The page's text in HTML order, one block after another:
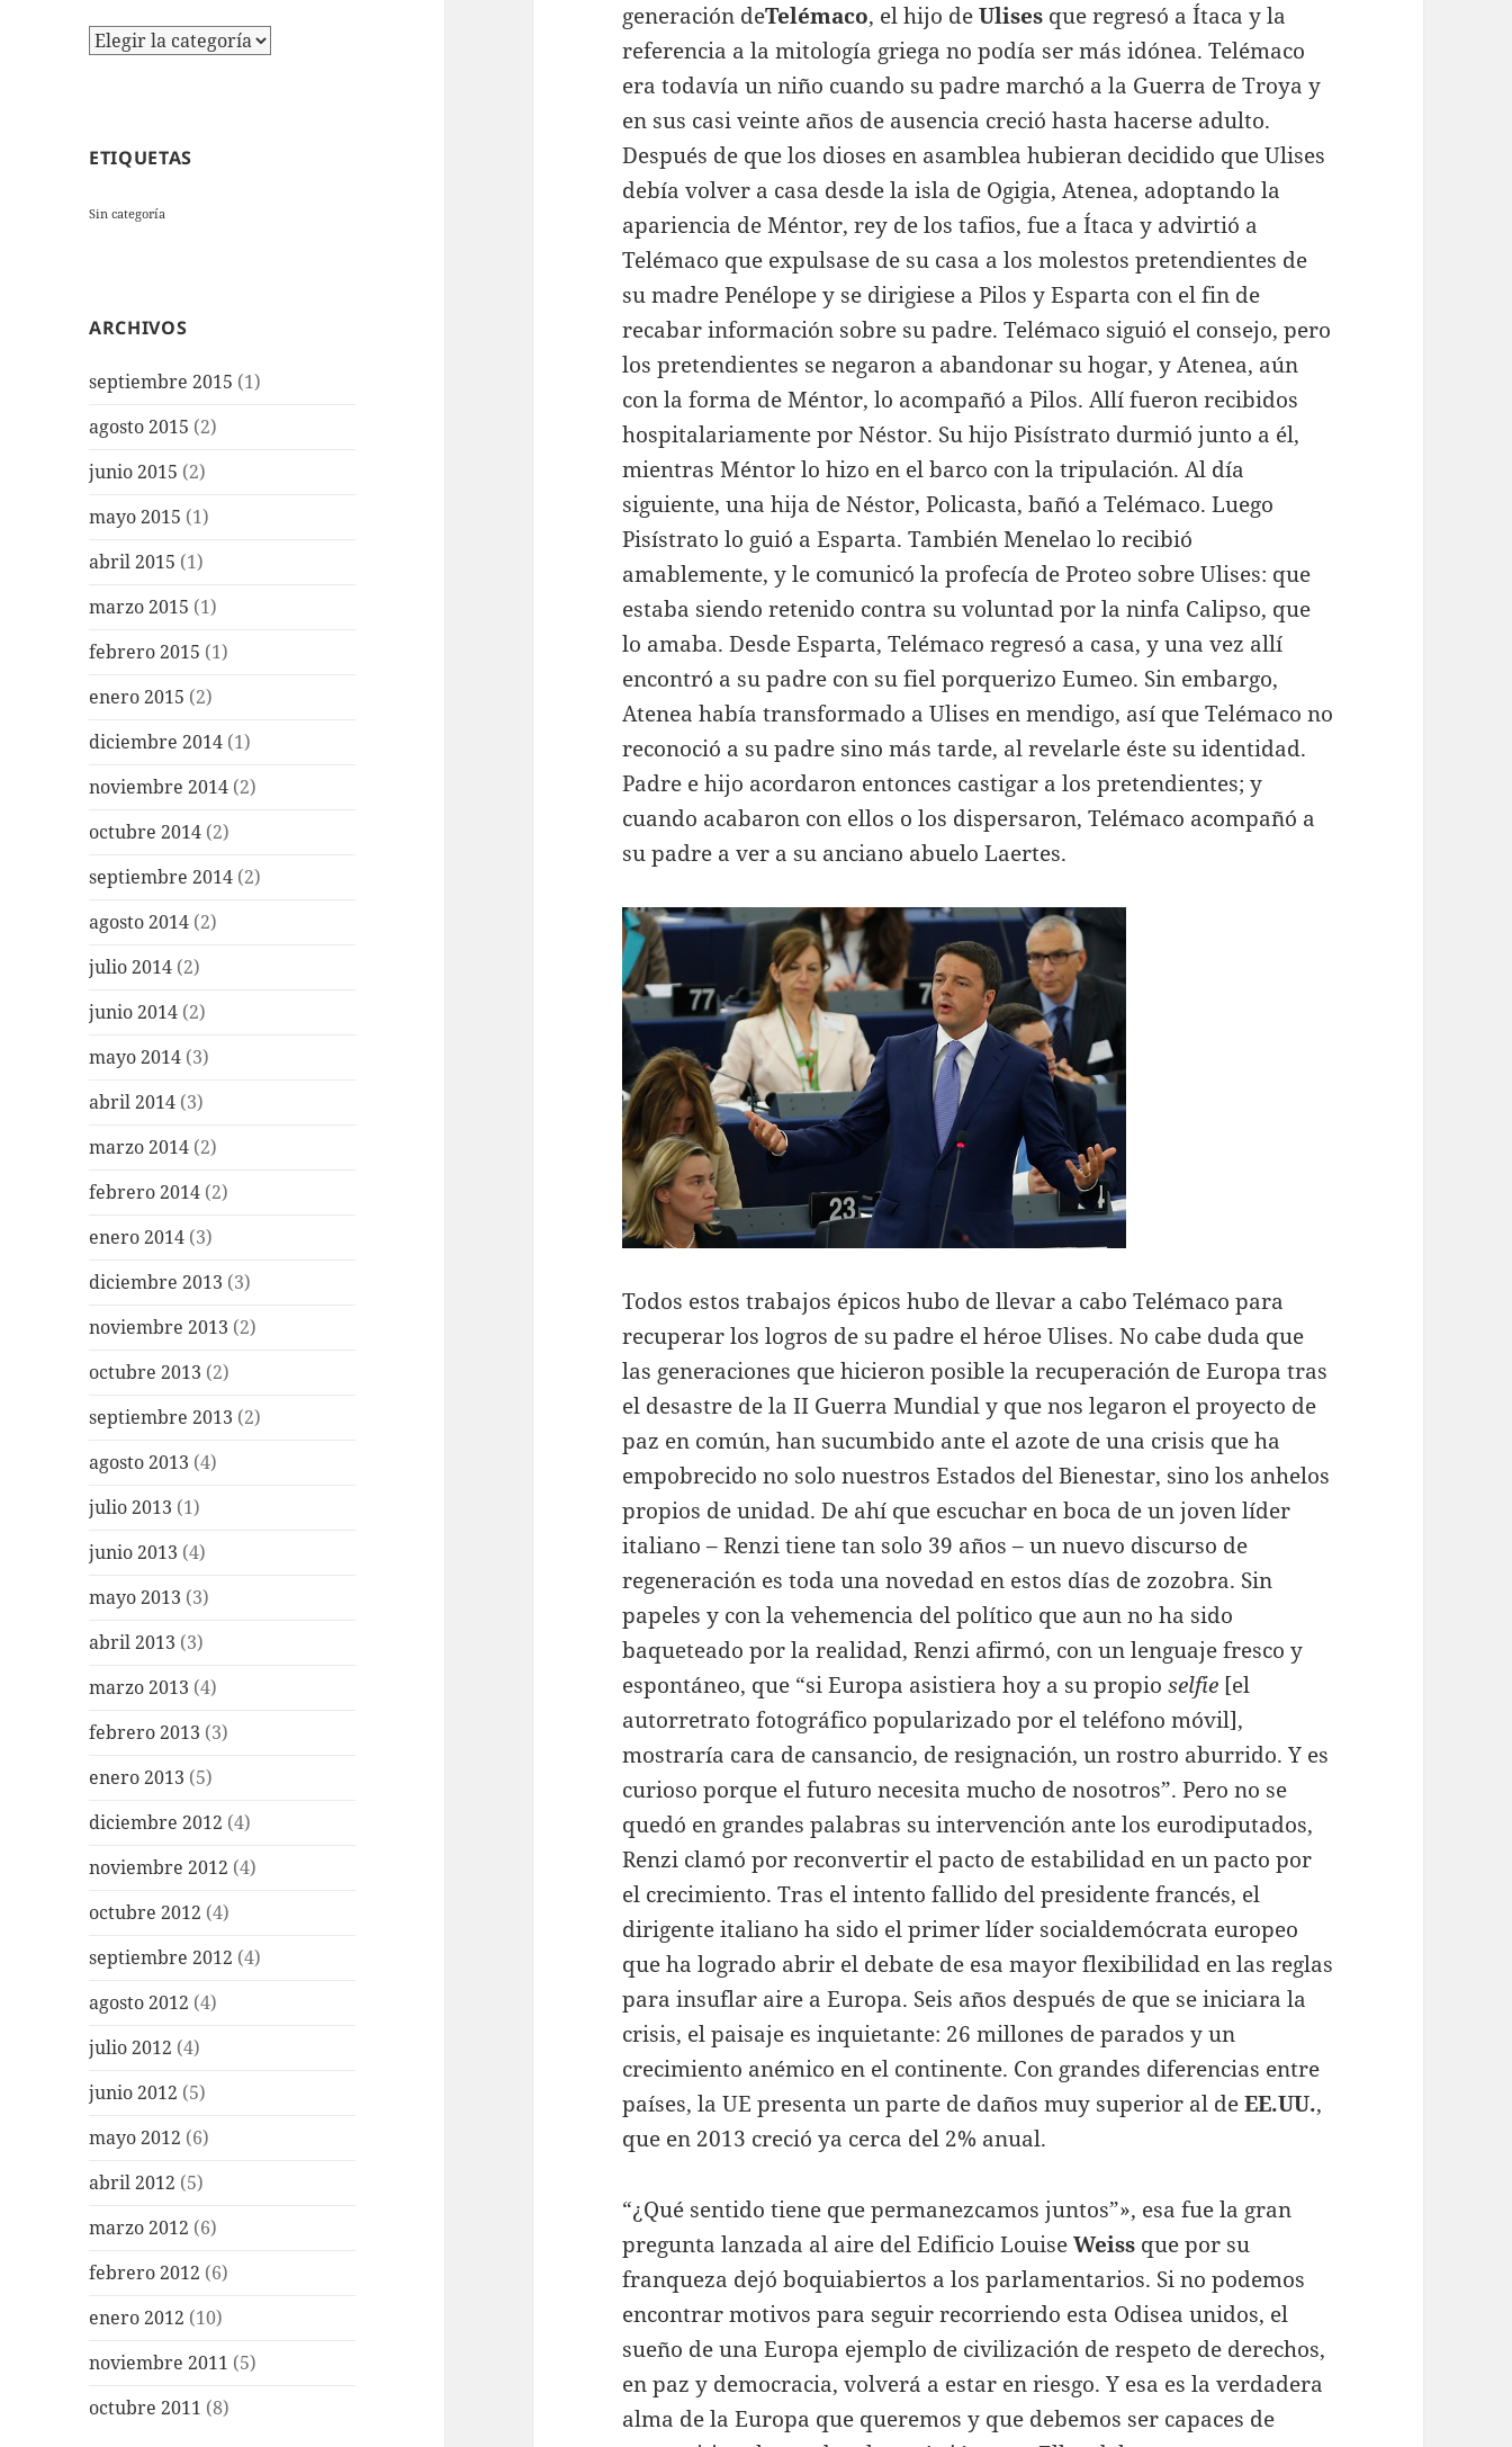
Categorías
ETIQUETAS
Sin categoría
ARCHIVOS
septiembre 2015 (1)
agosto 2015 (2)
junio 2015 (2)
mayo 2015 (1)
abril 2015 (1)
marzo 2015 (1)
febrero 2015 (1)
enero 2015 (2)
diciembre 2014 (1)
noviembre 2014 (2)
octubre 2014 (2)
septiembre 2014 (2)
agosto 2014 (2)
julio 2014 (2)
junio 2014 (2)
mayo 2014 (3)
abril 2014 (3)
marzo 2014 (2)
febrero 2014 (2)
enero 2014 (3)
diciembre 2013 (3)
noviembre 2013 (2)
octubre 2013 (2)
septiembre 2013 (2)
agosto 2013 (4)
julio 2013 (1)
junio 2013 (4)
mayo 2013 (3)
abril 2013 (3)
marzo 2013 (4)
febrero 2013 (3)
enero 2013 (5)
diciembre 2012 (4)
noviembre 2012 (4)
octubre 2012 (4)
septiembre 2012 (4)
agosto 2012 (4)
julio 2012 (4)
junio 2012 (5)
mayo 2012 (6)
abril 2012 (5)
marzo 2012 (6)
febrero 2012 (6)
enero 2012 (10)
noviembre 2011 (5)
octubre 2011 (8)
generación deTelémaco, el hijo deUlises que regresó a Ítaca y la
referencia a la mitología griega no podía ser más idónea. Telémaco
era todavía un niño cuando su padre marchó a la Guerra de Troya y
en sus casi veinte años de ausencia creció hasta hacerse adulto.
Después de que los dioses en asamblea hubieran decidido que Ulises
debía volver a casa desde la isla de Ogigia, Atenea, adoptando la
apariencia de Méntor, rey de los tafios, fue a Ítaca y advirtió a
Telémaco que expulsase de su casa a los molestos pretendientes de
su madre Penélope y se dirigiese a Pilos y Esparta con el fin de
recabar información sobre su padre. Telémaco siguió el consejo, pero
los pretendientes se negaron a abandonar su hogar, y Atenea, aún
con la forma de Méntor, lo acompañó a Pilos. Allí fueron recibidos
hospitalariamente por Néstor. Su hijo Pisístrato durmió junto a él,
mientras Méntor lo hizo en el barco con la tripulación. Al día
siguiente, una hija de Néstor, Policasta, bañó a Telémaco. Luego
Pisístrato lo guió a Esparta. También Menelao lo recibió
amablemente, y le comunicó la profecía de Proteo sobre Ulises: que
estaba siendo retenido contra su voluntad por la ninfa Calipso, que
lo amaba. Desde Esparta, Telémaco regresó a casa, y una vez allí
encontró a su padre con su fiel porquerizo Eumeo. Sin embargo,
Atenea había transformado a Ulises en mendigo, así que Telémaco no
reconoció a su padre sino más tarde, al revelarle éste su identidad.
Padre e hijo acordaron entonces castigar a los pretendientes; y
cuando acabaron con ellos o los dispersaron, Telémaco acompañó a
su padre a ver a su anciano abuelo Laertes.
Todos estos trabajos épicos hubo de llevar a cabo Telémaco para
recuperar los logros de su padre el héroe Ulises. No cabe duda que
las generaciones que hicieron posible la recuperación de Europa tras
el desastre de la II Guerra Mundial y que nos legaron el proyecto de
paz en común, han sucumbido ante el azote de una crisis que ha
empobrecido no solo nuestros Estados del Bienestar, sino los anhelos
propios de unidad. De ahí que escuchar en boca de un joven líder
italiano – Renzi tiene tan solo 39 años – un nuevo discurso de
regeneración es toda una novedad en estos días de zozobra. Sin
papeles y con la vehemencia del político que aun no ha sido
baqueteado por la realidad, Renzi afirmó, con un lenguaje fresco y
espontáneo, que “si Europa asistiera hoy a su propioselfie [el
autorretrato fotográfico popularizado por el teléfono móvil],
mostraría cara de cansancio, de resignación, un rostro aburrido. Y es
curioso porque el futuro necesita mucho de nosotros”. Pero no se
quedó en grandes palabras su intervención ante los eurodiputados,
Renzi clamó por reconvertir el pacto de estabilidad en un pacto por
el crecimiento. Tras el intento fallido del presidente francés, el
dirigente italiano ha sido el primer líder socialdemócrata europeo
que ha logrado abrir el debate de esa mayor flexibilidad en las reglas
para insuflar aire a Europa. Seis años después de que se iniciara la
crisis, el paisaje es inquietante: 26 millones de parados y un
crecimiento anémico en el continente. Con grandes diferencias entre
países, la UE presenta un parte de daños muy superior al deEE.UU.,
que en 2013 creció ya cerca del 2% anual.
“¿Qué sentido tiene que permanezcamos juntos”», esa fue la gran
pregunta lanzada al aire del Edificio LouiseWeiss que por su
franqueza dejó boquiabiertos a los parlamentarios. Si no podemos
encontrar motivos para seguir recorriendo esta Odisea unidos, el
sueño de una Europa ejemplo de civilización de respeto de derechos,
en paz y democracia, volverá a estar en riesgo. Y esa es la verdadera
alma de la Europa que queremos y que debemos ser capaces de